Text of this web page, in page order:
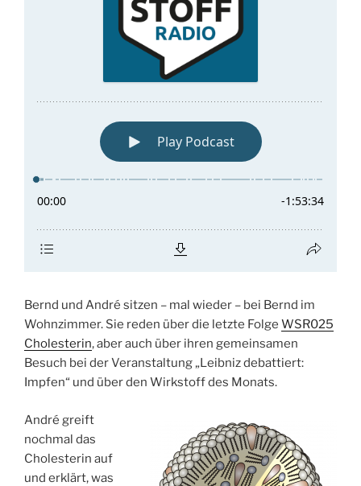
Bernd und André sitzen – mal wieder – bei Bernd im
Wohnzimmer. Sie reden über die letzte Folge WSR025
Cholesterin, aber auch über ihren gemeinsamen
Besuch bei der Veranstaltung „Leibniz debattiert:
Impfen“ und über den Wirkstoff des Monats.
André greift
nochmal das
Cholesterin auf
und erklärt, was